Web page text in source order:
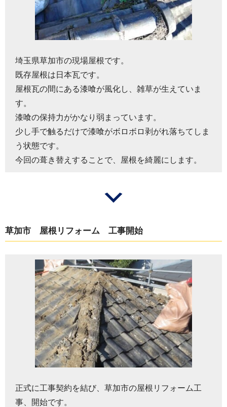
埼玉県草加市の現場屋根です。
既存屋根は日本瓦です。
屋根瓦の間にある漆喰が風化し、雑草が生えていま
す。
漆喰の保持力がかなり弱まっています。
少し手で触るだけで漆喰がボロボロ剥がれ落ちてしま
う状態です。
今回の葺き替えすることで、屋根を綺麗にします。
草加市 屋根リフォーム 工事開始
正式に工事契約を結び、草加市の屋根リフォーム工
事、開始です。